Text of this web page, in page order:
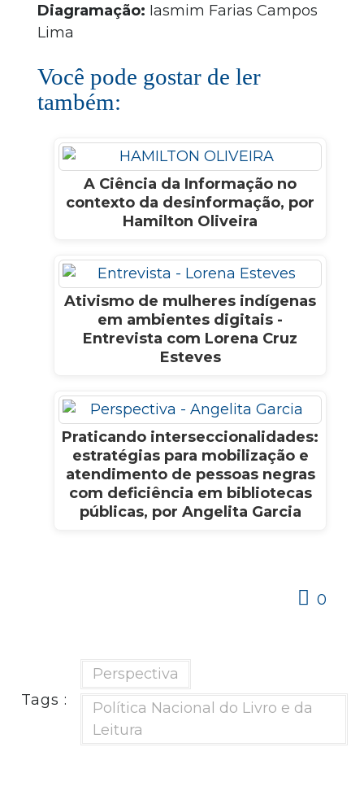
Diagramação: Iasmim Farias Campos
Lima
Você pode gostar de ler
também:
A Ciência da Informação no
contexto da desinformação, por
Hamilton Oliveira
Ativismo de mulheres indígenas
em ambientes digitais -
Entrevista com Lorena Cruz
Esteves
Praticando interseccionalidades:
estratégias para mobilização e
atendimento de pessoas negras
com deficiência em bibliotecas
públicas, por Angelita Garcia
0
Tags :
Perspectiva
Política Nacional do Livro e da
Leitura